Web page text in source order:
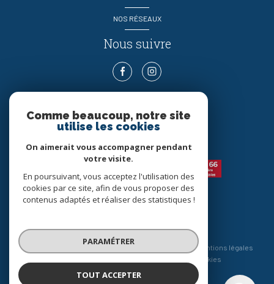
NOS RÉSEAUX
Nous suivre
ADHÉRENTS
Nous adhérons
© 2026 | Tous droits réservés
Nos honoraires
Nos partenaires
Mentions légales
Cookies
Comme beaucoup, notre site
utilise les cookies
On aimerait vous accompagner pendant
votre visite.
En poursuivant, vous acceptez l'utilisation des
cookies par ce site, afin de vous proposer des
contenus adaptés et réaliser des statistiques !
PARAMÉTRER
TOUT ACCEPTER